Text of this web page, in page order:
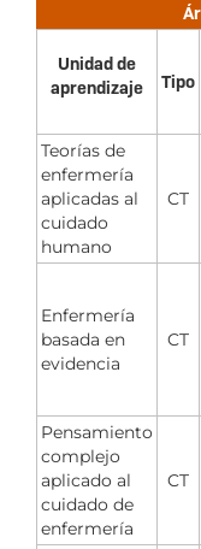
Unidad de
aprendizaje
Tipo
Teorías de
enfermería
aplicadas al
cuidado
humano
CT
Enfermería
basada en
evidencia
CT
Pensamiento
complejo
aplicado al
cuidado de
enfermería
CT